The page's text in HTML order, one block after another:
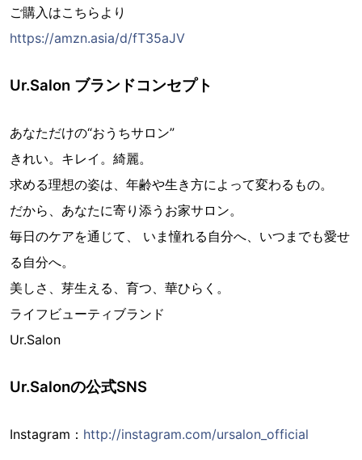
ご購入はこちらより
https://amzn.asia/d/fT35aJV
Ur.Salon ブランドコンセプト
あなただけの“おうちサロン”
きれい。キレイ。綺麗。
求める理想の姿は、年齢や生き方によって変わるもの。
だから、あなたに寄り添うお家サロン。
毎日のケアを通じて、 いま憧れる自分へ、いつまでも愛せ
る自分へ。
美しさ、芽生える、育つ、華ひらく。
ライフビューティブランド
Ur.Salon
Ur.Salonの公式SNS
Instagram： http://instagram.com/ursalon_official